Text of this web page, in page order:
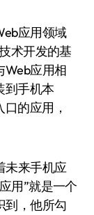
应用领域
术开发的基
Web应用相
到手机本
的应用，
来手机应
用”就是一个
到，他所勾